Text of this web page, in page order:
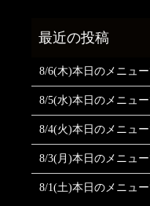
8/6(木)本日のメニュ
8/5(水)本日のメニュ
8/4(火)本日のメニュ
8/3(月)本日のメニュ
8/1(土)本日のメニュ